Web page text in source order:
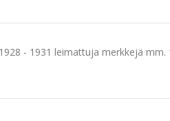
- 1931 leimattuja merkkejä mm.